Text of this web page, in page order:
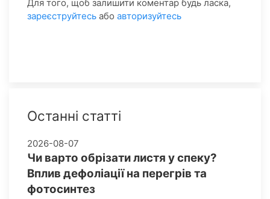
Для того, щоб залишити коментар будь ласка,
зареєструйтесь або авторизуйтесь
Останні статті
2026-08-07
Чи варто обрізати листя у спеку?
Вплив дефоліації на перегрів та
фотосинтез